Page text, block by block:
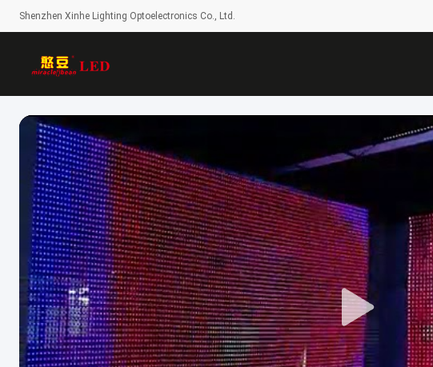
Shenzhen Xinhe Lighting Optoelectronics Co., Ltd.